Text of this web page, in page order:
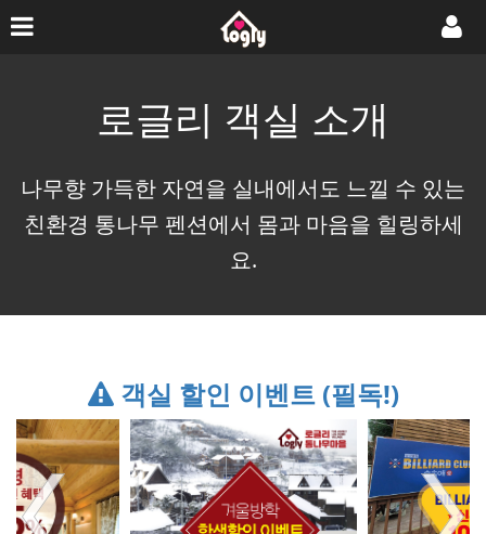
로글리 객실 소개
나무향 가득한 자연을 실내에서도 느낄 수 있는
친환경 통나무 펜션에서 몸과 마음을 힐링하세
요.
객실 할인 이벤트 (필독!)